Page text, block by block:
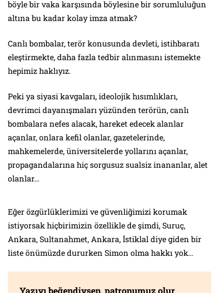
böyle bir vaka karşısında böylesine bir sorumluluğun
altına bu kadar kolay imza atmak?
Canlı bombalar, terör konusunda devleti, istihbaratı
eleştirmekte, daha fazla tedbir alınmasını istemekte
hepimiz haklıyız.
Peki ya siyasi kavgaları, ideolojik hısımlıkları,
devrimci dayanışmaları yüzünden terörün, canlı
bombalara nefes alacak, hareket edecek alanlar
açanlar, onlara kefil olanlar, gazetelerinde,
mahkemelerde, üniversitelerde yollarını açanlar,
propagandalarına hiç sorgusuz sualsiz inananlar, alet
olanlar…
Eğer özgürlüklerimizi ve güvenliğimizi korumak
istiyorsak hiçbirimizin özellikle de şimdi, Suruç,
Ankara, Sultanahmet, Ankara, İstiklal diye giden bir
liste önümüzde dururken Simon olma hakkı yok…
Yazıyı beğendiysen, patronumuz olur